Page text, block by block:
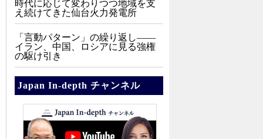
時代に応じて変わりつつ地域を支
え続けてきた仙台火力発電所
「言動パターン」の繰り返し――
イラン、中国、ロシアに見る強権
の駆け引き
Japan In-depth チャンネル